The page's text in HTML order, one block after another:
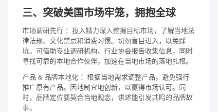
三、突破美国市场牢笼，拥抱全球
市场调研先行 ：投入精力深入挖掘目标市场，了解当地法
律法规、文化禁忌和消费习惯。切勿盲目进入，以免踩
坑。可借助专业调研机构、行业协会报告收集信息，同时
寻找可靠的本地合作伙伴，加速在当地市场的落地扎根。
产品 & 品牌本地化 ：根据当地需求调整产品，避免强行
推广原有产品。因地制宜地创新，以赢得市场认可。同
时，品牌定位要契合当地观念，讲述能引发共鸣的品牌故
事。